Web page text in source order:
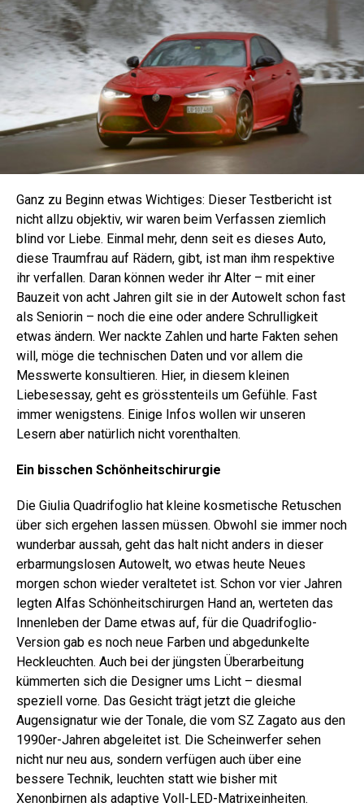
Ganz zu Beginn etwas Wichtiges: Dieser Testbericht ist
nicht allzu objektiv, wir waren beim Verfassen ziemlich
blind vor Liebe. Einmal mehr, denn seit es dieses Auto,
diese Traumfrau auf Rädern, gibt, ist man ihm respektive
ihr verfallen. Daran können weder ihr Alter – mit einer
Bauzeit von acht Jahren gilt sie in der Autowelt schon fast
als Seniorin – noch die eine oder andere Schrulligkeit
etwas ändern. Wer nackte Zahlen und harte Fakten sehen
will, möge die technischen Daten und vor allem die
Messwerte konsultieren. Hier, in diesem kleinen
Liebesessay, geht es grösstenteils um Gefühle. Fast
immer wenigstens. Einige Infos wollen wir unseren
Lesern aber natürlich nicht vorenthalten.
Ein bisschen Schönheitschirurgie
Die Giulia Quadrifoglio hat kleine kosmetische Retuschen
über sich ergehen lassen müssen. Obwohl sie immer noch
wunderbar aussah, geht das halt nicht anders in dieser
erbarmungslosen Autowelt, wo etwas heute Neues
morgen schon wieder veraltetet ist. Schon vor vier Jahren
legten Alfas Schönheitschirurgen Hand an, werteten das
Innenleben der Dame etwas auf, für die Quadrifoglio-
Version gab es noch neue Farben und abgedunkelte
Heckleuchten. Auch bei der jüngsten Überarbeitung
kümmerten sich die Designer ums Licht – diesmal
speziell vorne. Das Gesicht trägt jetzt die gleiche
Augensignatur wie der Tonale, die vom SZ Zagato aus den
1990er-Jahren abgeleitet ist. Die Scheinwerfer sehen
nicht nur neu aus, sondern verfügen auch über eine
bessere Technik, leuchten statt wie bisher mit
Xenonbirnen als adaptive Voll-LED-Matrixeinheiten.